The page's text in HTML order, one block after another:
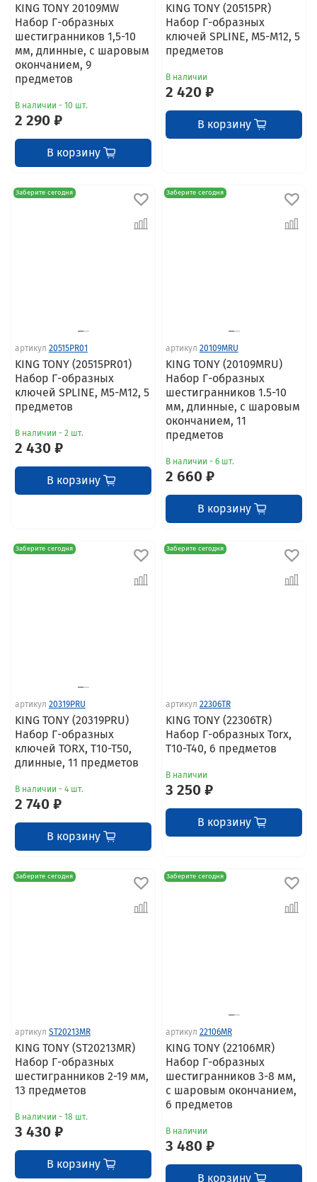
KING TONY 20109MW
Набор Г-образных
шестигранников 1,5-10
мм, длинные, с шаровым
окончанием, 9
предметов
В наличии - 10 шт.
2 290 ₽
В корзину
KING TONY (20515PR)
Набор Г-образных
ключей SPLINE, M5-M12, 5
предметов
В наличии
2 420 ₽
В корзину
Заберите сегодня
артикул 20515PR01
KING TONY (20515PR01)
Набор Г-образных
ключей SPLINE, M5-M12, 5
предметов
В наличии - 2 шт.
2 430 ₽
В корзину
Заберите сегодня
артикул 20109MRU
KING TONY (20109MRU)
Набор Г-образных
шестигранников 1.5-10
мм, длинные, с шаровым
окончанием, 11
предметов
В наличии - 6 шт.
2 660 ₽
В корзину
Заберите сегодня
артикул 20319PRU
KING TONY (20319PRU)
Набор Г-образных
ключей TORX, T10-T50,
длинные, 11 предметов
В наличии - 4 шт.
2 740 ₽
В корзину
Заберите сегодня
артикул 22306TR
KING TONY (22306TR)
Набор Г-образных Torx,
T10-T40, 6 предметов
В наличии
3 250 ₽
В корзину
Заберите сегодня
артикул ST20213MR
KING TONY (ST20213MR)
Набор Г-образных
шестигранников 2-19 мм,
13 предметов
В наличии - 18 шт.
3 430 ₽
В корзину
Заберите сегодня
артикул 22106MR
KING TONY (22106MR)
Набор Г-образных
шестигранников 3-8 мм,
с шаровым окончанием,
6 предметов
В наличии
3 480 ₽
В корзину